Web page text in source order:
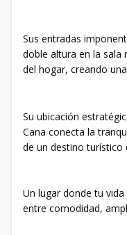
Sus entradas
doble altura en la sala
del hogar, creando
Su ubicación
Cana conecta la
de un destino turístico
Un lugar donde tu
entre comodidad,